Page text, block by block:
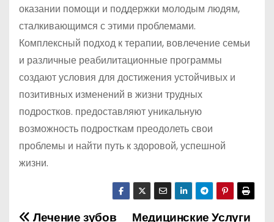
оказании помощи и поддержки молодым людям,
сталкивающимся с этими проблемами.
Комплексный подход к терапии, вовлечение семьи
и различные реабилитационные программы
создают условия для достижения устойчивых и
позитивных изменений в жизни трудных
подростков. предоставляют уникальную
возможность подросткам преодолеть свои
проблемы и найти путь к здоровой, успешной
жизни.
Медицинские Услуги
Лечение зубов